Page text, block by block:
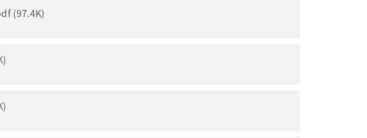
(97.4K)